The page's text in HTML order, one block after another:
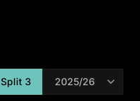
Split 3